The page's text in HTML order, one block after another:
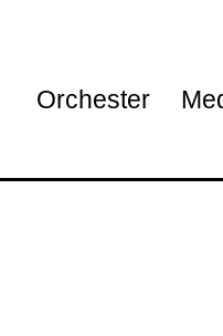
Orchester